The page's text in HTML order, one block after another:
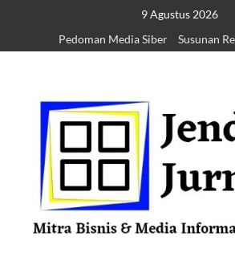
9 Agustus 2026
Pedoman Media Siber
Susunan